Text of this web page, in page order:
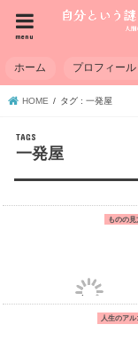
menu
ホーム プロフィール
HOME タグ : 一発屋
一発屋
ものの
人生のアル